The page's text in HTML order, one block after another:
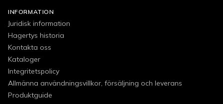
INFORMATION
Juridisk information
Hagertys historia
Kontakta oss
Kataloger
Integritetspolicy
Allmänna användningsvillkor, försäljning och leverans
Produktguide